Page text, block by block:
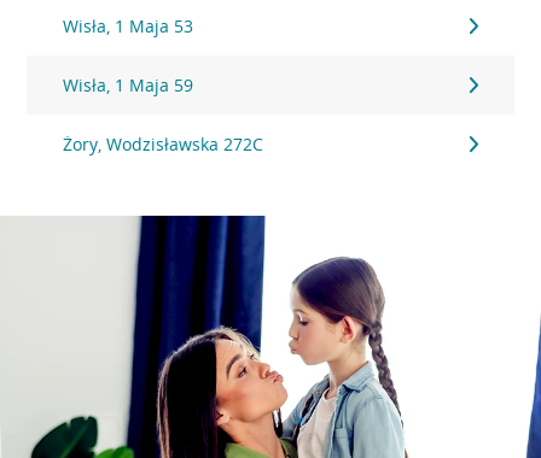
Wisła, 1 Maja 53
Wisła, 1 Maja 59
Żory, Wodzisławska 272C